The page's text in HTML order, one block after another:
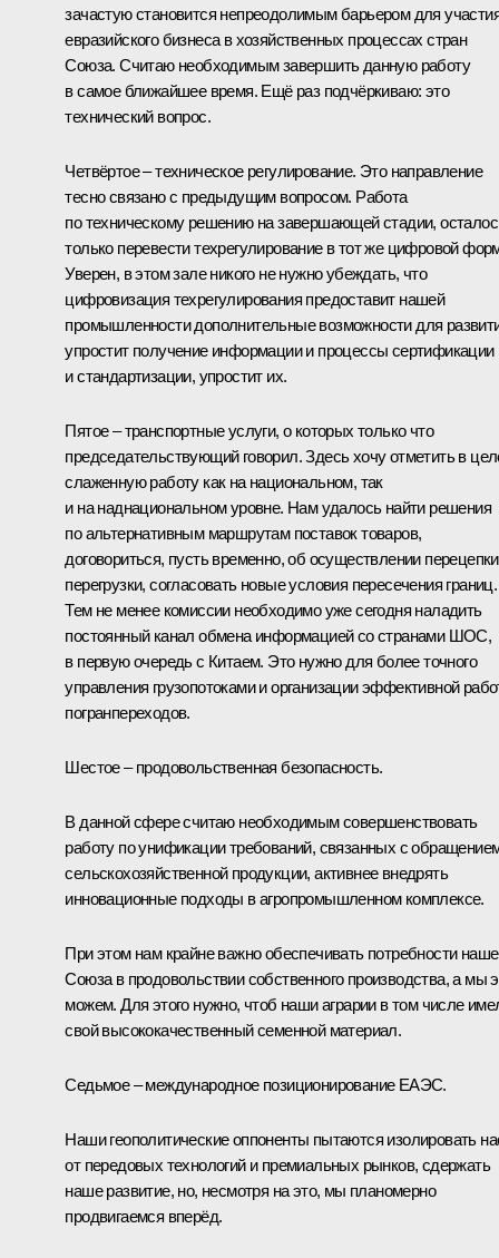
зачастую становится непреодолимым барьером для
евразийского бизнеса в хозяйственных процессах стран
Союза. Считаю необходимым завершить данную работу
в самое ближайшее время. Ещё раз подчёркиваю: это
технический вопрос.
Четвёртое – техническое регулирование. Это направление
тесно связано с предыдущим вопросом. Работа
по техническому решению на завершающей стадии,
только перевести техрегулирование в тот же цифровой
Уверен, в этом зале никого не нужно убеждать, что
цифровизация техрегулирования предоставит нашей
промышленности дополнительные возможности для
упростит получение информации и процессы сертификации
и стандартизации, упростит их.
Пятое – транспортные услуги, о которых только что
председательствующий говорил. Здесь хочу отметить в
слаженную работу как на национальном, так
и на наднациональном уровне. Нам удалось найти решения
по альтернативным маршрутам поставок товаров,
договориться, пусть временно, об осуществлении
перегрузки, согласовать новые условия пересечения границ.
Тем не менее комиссии необходимо уже сегодня наладить
постоянный канал обмена информацией со странами ШОС,
в первую очередь с Китаем. Это нужно для более точного
управления грузопотоками и организации эффективной
погранпереходов.
Шестое – продовольственная безопасность.
В данной сфере считаю необходимым совершенствовать
работу по унификации требований, связанных с
сельскохозяйственной продукции, активнее внедрять
инновационные подходы в агропромышленном комплексе.
При этом нам крайне важно обеспечивать потребности
Союза в продовольствии собственного производства, а мы
можем. Для этого нужно, чтоб наши аграрии в том числе
свой высококачественный семенной материал.
Седьмое – международное позиционирование ЕАЭС.
Наши геополитические оппоненты пытаются изолировать
от передовых технологий и премиальных рынков, сдержать
наше развитие, но, несмотря на это, мы планомерно
продвигаемся вперёд.